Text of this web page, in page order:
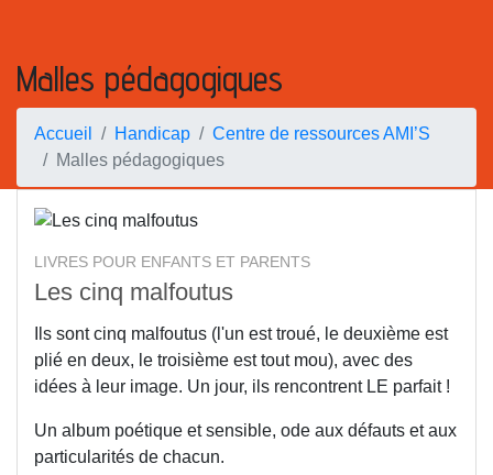
Malles pédagogiques
Accueil Handicap
Centre de ressources AMI’S
Malles pédagogiques
LIVRES POUR ENFANTS ET PARENTS
Les cinq malfoutus
Ils sont cinq malfoutus (l'un est troué, le deuxième est
plié en deux, le troisième est tout mou), avec des
idées à leur image. Un jour, ils rencontrent LE parfait !
Un album poétique et sensible, ode aux défauts et aux
particularités de chacun.